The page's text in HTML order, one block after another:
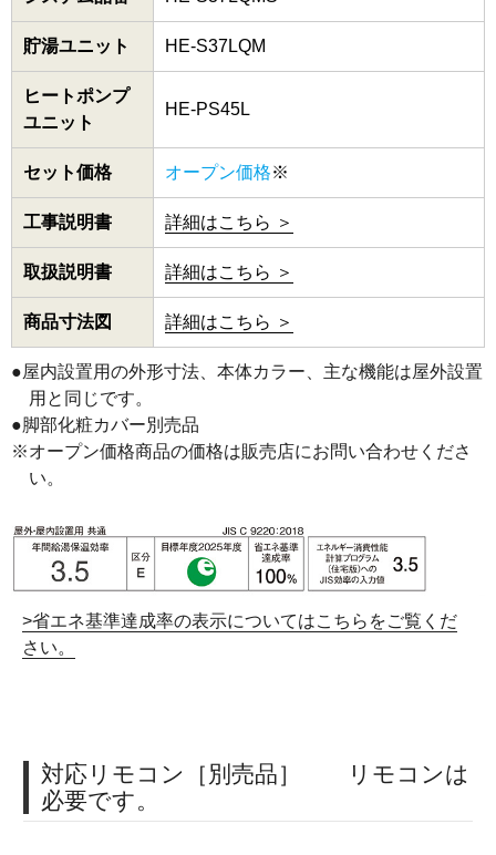
貯湯ユニット HE-S37LQM
ヒートポンプ
ユニット
HE-PS45L
セット価格 オープン価格※
工事説明書 詳細はこちら ＞
取扱説明書 詳細はこちら ＞
商品寸法図 詳細はこちら ＞
●屋内設置用の外形寸法、本体カラー、主な機能は屋外設置
用と同じです。
●脚部化粧カバー別売品
※オープン価格商品の価格は販売店にお問い合わせくださ
い。
>省エネ基準達成率の表示についてはこちらをご覧くだ
さい。
対応リモコン［別売品］ リモコンは
必要です。